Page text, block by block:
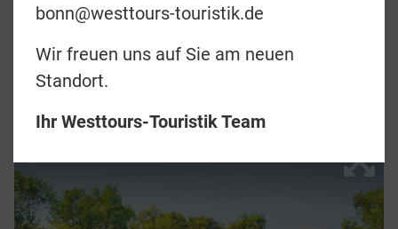
Kaleidoskop Australien
28 Tage Hotelrundreise ab
bonn@westtours-touristik.de
Wir freuen uns auf Sie am neuen
Standort.
Ihr Westtours-Touristik Team